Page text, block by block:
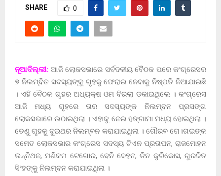
SHARE 0
ନୂଆଦିଲ୍ଲୀ: ଆଜି ଲୋକସଭାରେ ସର୍ବଦଳୀୟ ବୈଠକ ପରେ କଂଗ୍ରେସର
୭ ନିଲମ୍ବିତ ସଦସ୍ୟଙ୍କୁ ଗୃହକୁ ଫେରାଇ ନେବାକୁ ନିଷ୍ପତି ନିଆଯାଇଛି
। ଏହି ବୈଠକ ଗୃହର ଅଧ୍ୟକ୍ଷ ଓମ ବିରଲା ଡକାଇଥିଲେ । କଂଗ୍ରେସ
ଆଜି ମଧ୍ୟ ଗୃହରେ ତାର ସଦସ୍ୟଙ୍କ ନିଲମ୍ବନ ପ୍ରସଙ୍ଗ
ଲୋକସଭାରେ ଉଠାଇଥିଲା । ଏହାକୁ ନେଇ ହଙ୍ଗାମା ମଧ୍ୟ ହୋଇଥିଲା ।
ତେଣୁ ଗୃହକୁ ଦୁଇଥର ନିଲମ୍ବନ କରାଯାଇଥିଲା । ଗୌରବ ଗେ।ଗଇଙ୍କ
ସମେତ ଲୋକସଭାର କଂଗ୍ରେସ ସଦସ୍ୟ ଟିଏନ ପ୍ରତାପନ, ରାଜମୋହନ
ଉନ୍ନିଥନ, ମଣିକମ ଟେଗୋର, ବେନି ବେହନ, ଡିନ କୁରିକୋସ, ଗୁରଜିତ
ସିଂହଙ୍କୁ ନିଲମ୍ବନ କରାଯାଇଥିଲା ।